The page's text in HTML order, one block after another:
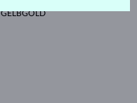
GELBGOLD